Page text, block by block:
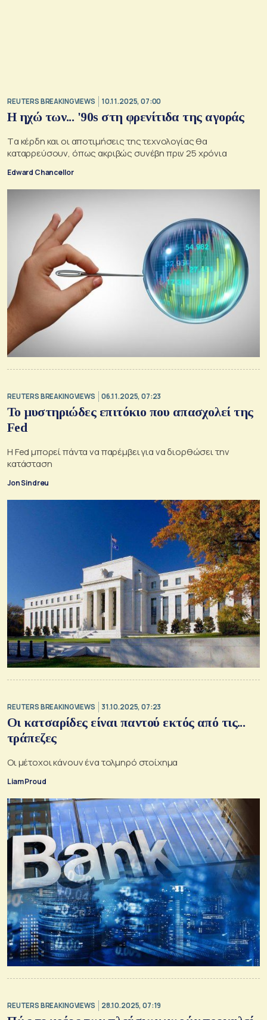
REUTERS BREAKINGVIEWS 10.11.2025, 07:00
Η ηχώ των... '90s στη φρενίτιδα της αγοράς
Tα κέρδη και οι αποτιμήσεις της τεχνολογίας θα
καταρρεύσουν, όπως ακριβώς συνέβη πριν 25 χρόνια
Edward Chancellor
REUTERS BREAKINGVIEWS 06.11.2025, 07:23
Το μυστηριώδες επιτόκιο που απασχολεί της
Fed
Η Fed μπορεί πάντα να παρέμβει για να διορθώσει την
κατάσταση
Jon Sindreu
REUTERS BREAKINGVIEWS 31.10.2025, 07:23
Οι κατσαρίδες είναι παντού εκτός από τις...
τράπεζες
Οι μέτοχοι κάνουν ένα τολμηρό στοίχημα
Liam Proud
REUTERS BREAKINGVIEWS 28.10.2025, 07:19